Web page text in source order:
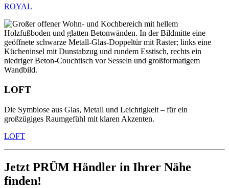
ROYAL
LOFT
Die Symbiose aus Glas, Metall und Leichtigkeit – für ein
großzügiges Raumgefühl mit klaren Akzenten.
LOFT
Jetzt PRÜM Händler in Ihrer Nähe
finden!